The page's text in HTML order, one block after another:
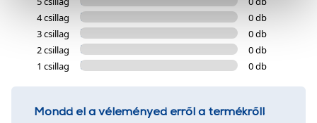
cookie-k személyazonosítására nem alkalmasak,
szolgáltatásaink biztosításához szükségesek. Az oldal
használatával Ön elfogadja a cookie-k használatát.
További információk:
Adatvédelem
4 csillag
0 db
3 csillag
0 db
2 csillag
0 db
1 csillag
0 db
Mondd el a véleményed erről a termékről!